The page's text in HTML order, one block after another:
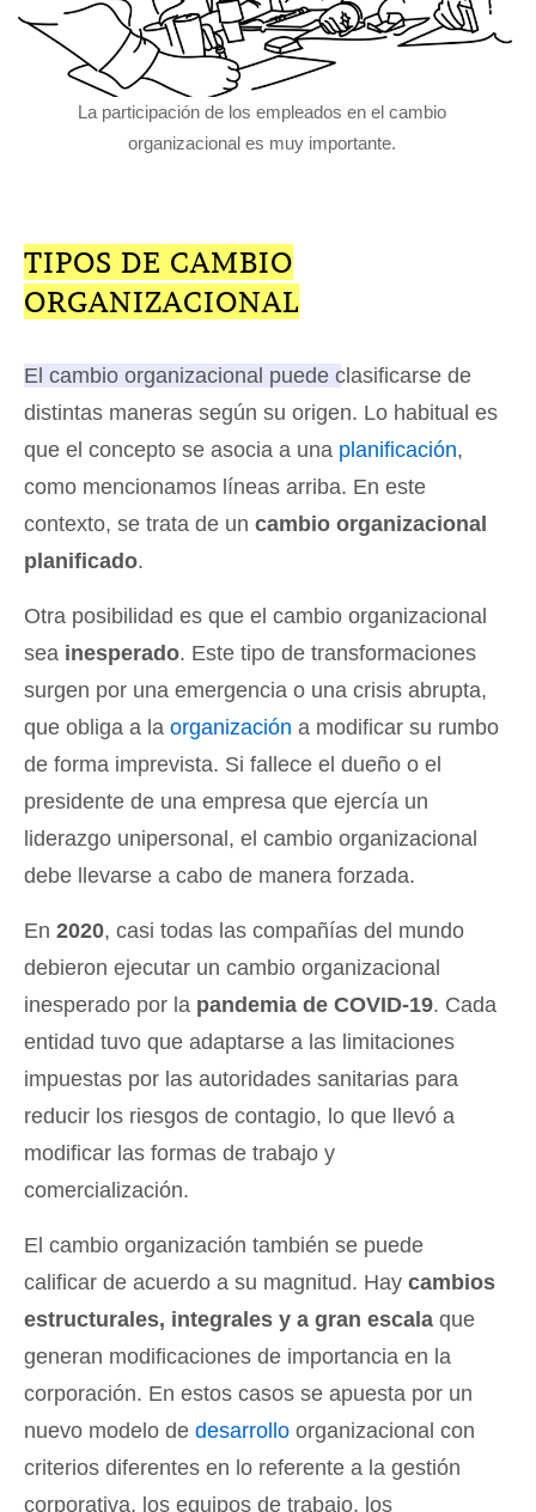
La participación de los empleados en el cambio
organizacional es muy importante.
TIPOS DE CAMBIO
ORGANIZACIONAL
El cambio organizacional puede clasificarse de
distintas maneras según su origen. Lo habitual es
que el concepto se asocia a una planificación,
como mencionamos líneas arriba. En este
contexto, se trata de un cambio organizacional
planificado.
Otra posibilidad es que el cambio organizacional
sea inesperado. Este tipo de transformaciones
surgen por una emergencia o una crisis abrupta,
que obliga a la organización a modificar su rumbo
de forma imprevista. Si fallece el dueño o el
presidente de una empresa que ejercía un
liderazgo unipersonal, el cambio organizacional
debe llevarse a cabo de manera forzada.
En 2020, casi todas las compañías del mundo
debieron ejecutar un cambio organizacional
inesperado por la pandemia de COVID-19. Cada
entidad tuvo que adaptarse a las limitaciones
impuestas por las autoridades sanitarias para
reducir los riesgos de contagio, lo que llevó a
modificar las formas de trabajo y
comercialización.
El cambio organización también se puede
calificar de acuerdo a su magnitud. Hay cambios
estructurales, integrales y a gran escala que
generan modificaciones de importancia en la
corporación. En estos casos se apuesta por un
nuevo modelo de desarrollo organizacional con
criterios diferentes en lo referente a la gestión
corporativa, los equipos de trabajo, los